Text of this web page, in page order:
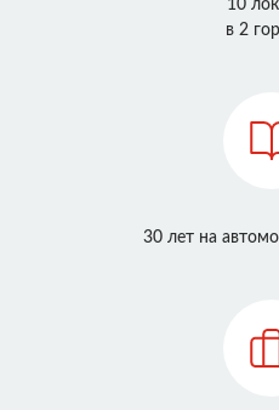
10
в 2
30 лет на